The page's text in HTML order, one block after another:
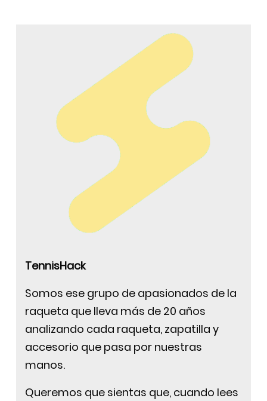
TennisHack
Somos ese grupo de apasionados de la
raqueta que lleva más de 20 años
analizando cada raqueta, zapatilla y
accesorio que pasa por nuestras
manos.
Queremos que sientas que, cuando lees